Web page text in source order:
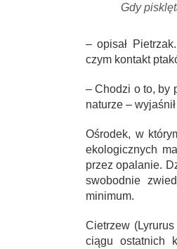
Gdy
– opisał
czym kontakt
– Chodzi o to, by
naturze –
Ośrodek, w
ekologicznych
przez opalanie.
swobodnie
minimum.
Cietrzew
ciągu ostatnich